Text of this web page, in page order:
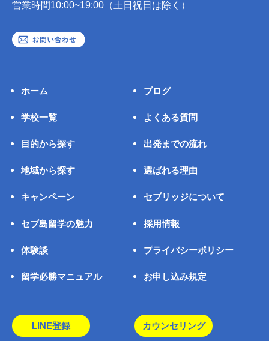
営業時間10:00~19:00（土日祝日は除く）
ホーム
学校一覧
目的から探す
地域から探す
キャンペーン
セブ島留学の魅力
体験談
留学必勝マニュアル
ブログ
よくある質問
出発までの流れ
選ばれる理由
セブリッジについて
採用情報
プライバシーポリシー
お申し込み規定
LINE登録 カウンセリング